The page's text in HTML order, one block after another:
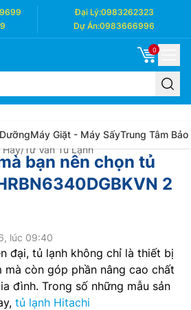
Đại Lý:0983262323
Dự Án:0983666996
0
Máy Giặt - Máy SấyTrung Tâm Bảo
Hay/Tư Vấn Tủ Lạnh
bạn nên chọn tủ
2
lúc 09:40
đại, tủ lạnh không chỉ là thiết bị
mà còn góp phần nâng cao chất
đình. Trong số những mẫu sản
tủ lạnh Hitachi